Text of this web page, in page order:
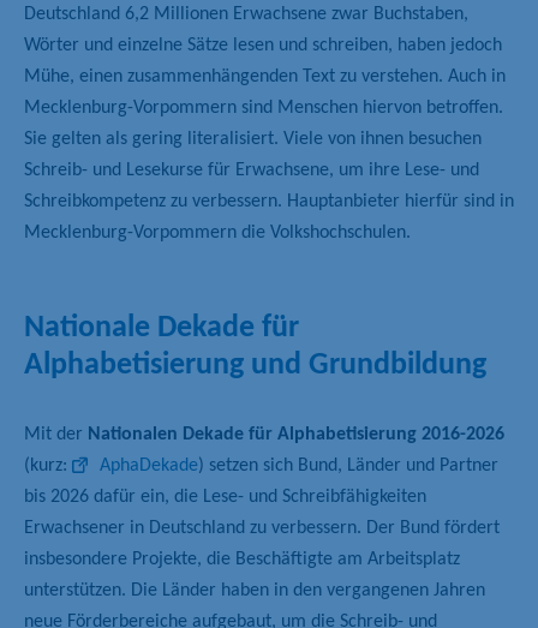
Deutschland 6,2 Millionen Erwachsene zwar Buchstaben,
Wörter und einzelne Sätze lesen und schreiben, haben jedoch
Mühe, einen zusammenhängenden Text zu verstehen. Auch in
Mecklenburg-Vorpommern sind Menschen hiervon betroffen.
Sie gelten als gering literalisiert. Viele von ihnen besuchen
Schreib- und Lesekurse für Erwachsene, um ihre Lese- und
Schreibkompetenz zu verbessern. Hauptanbieter hierfür sind in
Mecklenburg-Vorpommern die Volkshochschulen.
Nationale Dekade für
Alphabetisierung und Grundbildung
Mit der Nationalen Dekade für Alphabetisierung 2016-2026
(kurz:
AphaDekade) setzen sich Bund, Länder und Partner
bis 2026 dafür ein, die Lese- und Schreibfähigkeiten
Erwachsener in Deutschland zu verbessern. Der Bund fördert
insbesondere Projekte, die Beschäftigte am Arbeitsplatz
unterstützen. Die Länder haben in den vergangenen Jahren
neue Förderbereiche aufgebaut, um die Schreib- und